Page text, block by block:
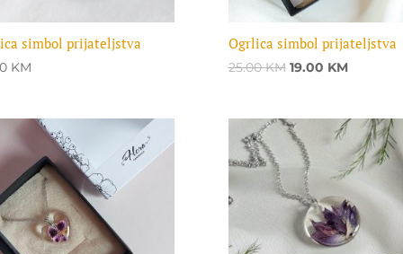
simbol prijateljstva
KM
Ogrlica simbol prijateljstva
25.00KM Original
25.00 KM.
19.00 KMCurrent
19.00